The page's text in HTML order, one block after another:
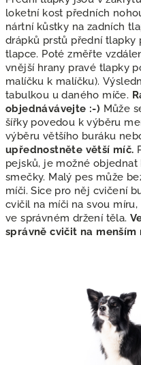
loketní kost předních
nártní kůstky na zadních
drápků prstů přední tlapky
tlapce. Poté změřte
vnější hrany pravé tlapky
malíčku k malíčku).
tabulkou u daného míče.
objednávávejte :-) Může
šířky povedou k výběru
výběru většího buráku
upřednostněte větší míč.
pejsků, je možné
smečky. Malý pes může
míči. Sice pro něj cvičení
cvičil na míči na svou
ve správném držení těla.
správně cvičit na menším